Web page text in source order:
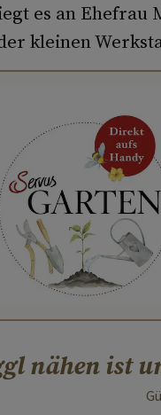
es an
kleinen
nähen ist